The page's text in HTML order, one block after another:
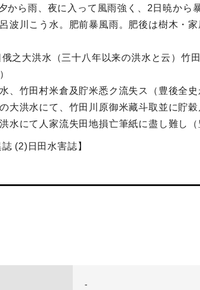
ら雨、夜に入って風雨強く、2日暁から
波川こう水。肥前暴風雨。肥後は樹木・
之大洪水（三十八年以来の洪水と云）竹
、竹田村米倉及貯米悉ク流失ス（豊後全史
大洪水にて、竹田川原御米藏斗取並に貯
水にて人家流失田地損亡筆紙に盡し難し（
(2)日田水害誌】
-